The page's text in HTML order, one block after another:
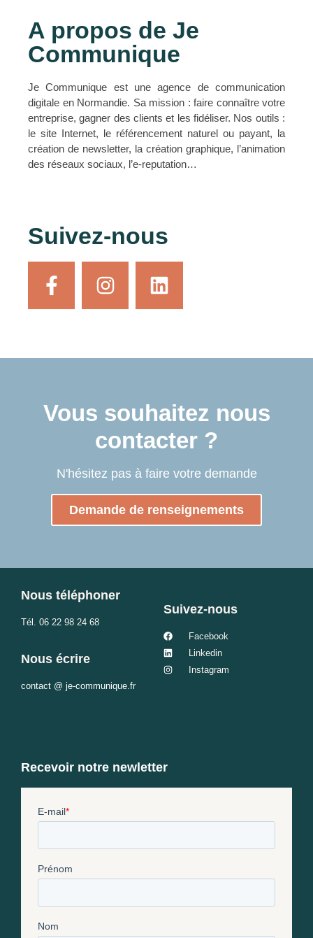
A propos de Je
Communique
Je Communique est une agence de communication
digitale en Normandie. Sa mission : faire connaître votre
entreprise, gagner des clients et les fidéliser. Nos outils :
le site Internet, le référencement naturel ou payant, la
création de newsletter, la création graphique, l’animation
des réseaux sociaux, l’e-reputation…
Suivez-nous
Vous souhaitez nous
contacter ?
N'hésitez pas à faire votre demande
Demande de renseignements
Nous téléphoner
Tél. 06 22 98 24 68
Nous écrire
contact @ je-communique.fr
Suivez-nous
Facebook
Linkedin
Instagram
Recevoir notre newletter